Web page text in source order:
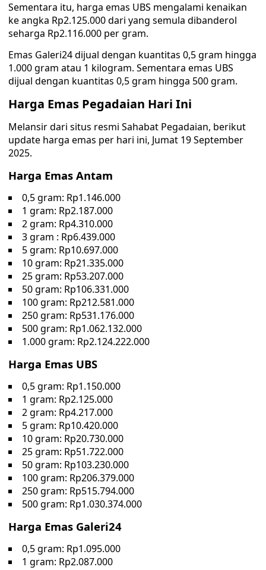
Sementara itu, harga emas UBS mengalami kenaikan
ke angka Rp2.125.000 dari yang semula dibanderol
seharga Rp2.116.000 per gram.
Emas Galeri24 dijual dengan kuantitas 0,5 gram hingga
1.000 gram atau 1 kilogram. Sementara emas UBS
dijual dengan kuantitas 0,5 gram hingga 500 gram.
Harga Emas Pegadaian Hari Ini
Melansir dari situs resmi Sahabat Pegadaian, berikut
update harga emas per hari ini, Jumat 19 September
2025.
Harga Emas Antam
0,5 gram: Rp1.146.000
1 gram: Rp2.187.000
2 gram: Rp4.310.000
3 gram : Rp6.439.000
5 gram: Rp10.697.000
10 gram: Rp21.335.000
25 gram: Rp53.207.000
50 gram: Rp106.331.000
100 gram: Rp212.581.000
250 gram: Rp531.176.000
‎500 gram: Rp1.062.132.000
1.000 gram: Rp2.124.222.000
Harga Emas UBS
0,5 gram: Rp1.150.000
1 gram: Rp2.125.000
2 gram: Rp4.217.000
5 gram: Rp10.420.000
10 gram: Rp20.730.000
25 gram: Rp51.722.000
50 gram: Rp103.230.000
100 gram: Rp206.379.000
250 gram: Rp515.794.000
500 gram: Rp1.030.374.000
Harga Emas Galeri24
0,5 gram: Rp1.095.000
1 gram: Rp2.087.000